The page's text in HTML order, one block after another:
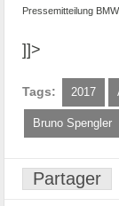
Pressemitteilung
]]>
Tags: 2017
Bruno Spengler
Partager